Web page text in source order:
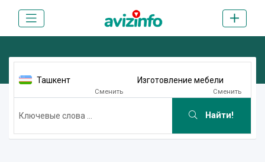
Ташкент
Сменить
Изготовление мебели
Сменить
Найти!